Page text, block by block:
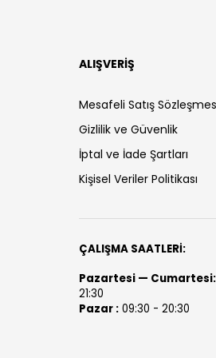
ALIŞVERİŞ
Mesafeli Satış
Gizlilik ve Güvenlik
İptal ve İade Şartları
Kişisel Veriler Politikası
ÇALIŞMA SAATLERİ:
Pazartesi — Cumartesi:
21:30
Pazar : 09:30 - 20:30